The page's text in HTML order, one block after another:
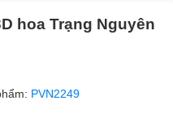
hoa Trạng Nguyên
PVN2249